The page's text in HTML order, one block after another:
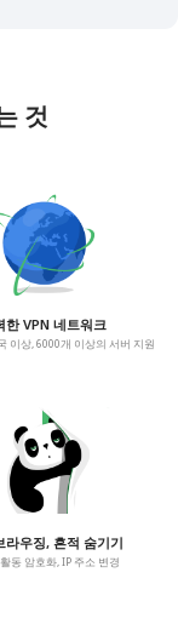
것
한 VPN 네트워크
이상, 6000개 이상의 서버 지원
라우징, 흔적 숨기기
동 암호화, IP 주소 변경